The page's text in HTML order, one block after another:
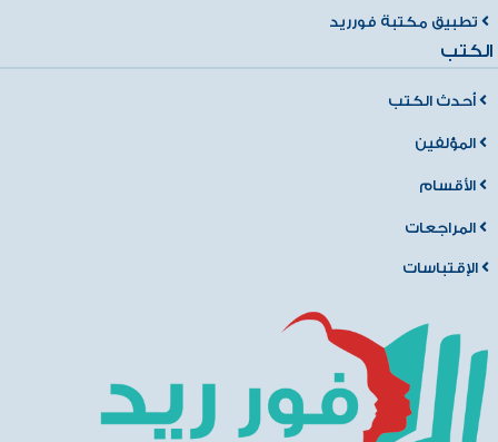
تطبيق مكتبة فورريد
الكتب
أحدث الكتب
المؤلفين
الأقسام
المراجعات
الإقتباسات